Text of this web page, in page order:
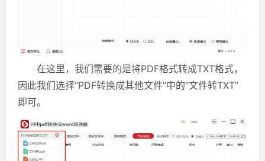
在这里，我们需要的是将PDF格式转成TXT格式，
因此我们选择“PDF转换成其他文件”中的“文件转TXT”
即可。